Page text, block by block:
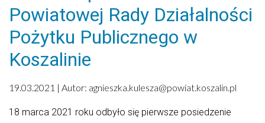
Powiatowej Rady Działalności
Pożytku Publicznego w
Koszalinie
19.03.2021 | Autor: agnieszka.kulesza@powiat.koszalin.pl
18 marca 2021 roku odbyło się pierwsze posiedzenie
Polityka prywatności
Strona Główna
Kontakt
Aktualności